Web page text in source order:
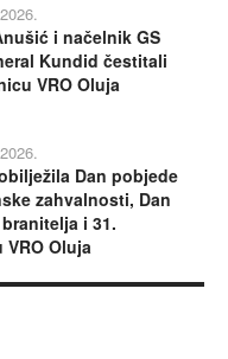
i načelnik GS
Kundid čestitali
VRO Oluja
Dan pobjede
zahvalnosti, Dan
i 31.
Oluja